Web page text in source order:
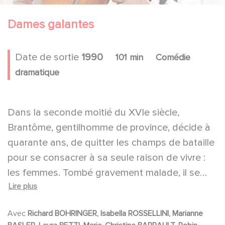
Dames galantes
Date de sortie 1990 101 min
Comédie
dramatique
Dans la seconde moitié du XVIe siècle,
Brantôme, gentilhomme de province, décide à
quarante ans, de quitter les champs de bataille
pour se consacrer à sa seule raison de vivre :
les femmes. Tombé gravement malade, il se
met à écrire sur toutes celles qu'il a aimées,
passionnée, jusqu'à la fascinante Reine
Lire plus
Avec